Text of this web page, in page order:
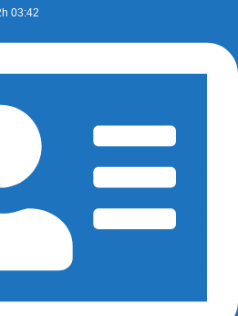
03:42